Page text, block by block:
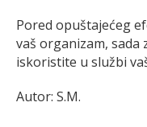
Pored opuštajećeg
vaš organizam, sada
iskoristite u službi
Autor: S.M.